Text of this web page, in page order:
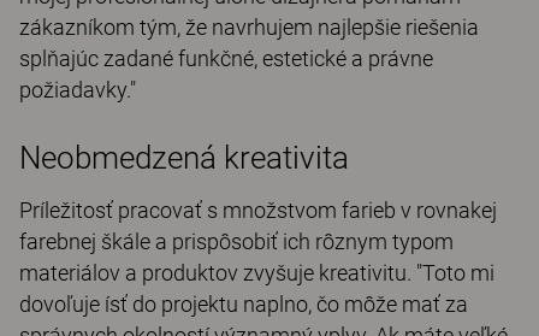
zákazníkom tým, že navrhujem najlepšie riešenia
splňajúc zadané funkčné, estetické a právne
požiadavky."
Neobmedzená kreativita
Príležitosť pracovať s množstvom farieb v rovnakej
farebnej škále a prispôsobiť ich rôznym typom
materiálov a produktov zvyšuje kreativitu. "Toto mi
dovoľuje ísť do projektu naplno, čo môže mať za